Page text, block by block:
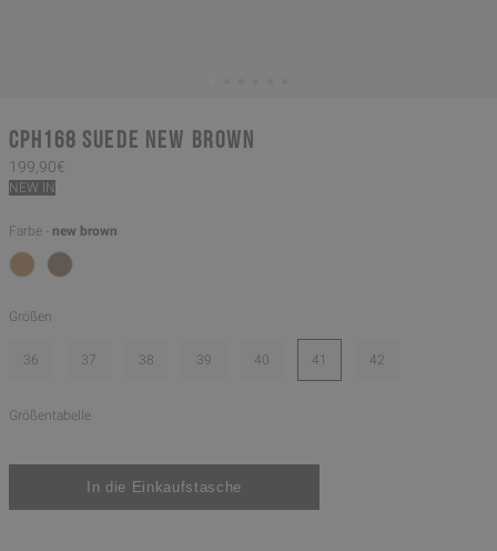
CPH168 suede new brown
199,90€
NEW IN
Farbe - new brown
Größen
36 37 38 39 40 41 42
Größentabelle